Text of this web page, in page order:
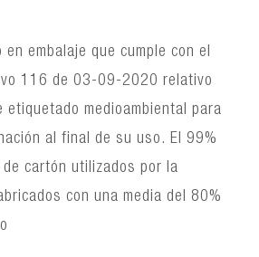
en embalaje que cumple con el
116 de 03-09-2020 relativo
etiquetado medioambiental para
al final de su uso. El 99%
cartón utilizados por la
con una media del 80%